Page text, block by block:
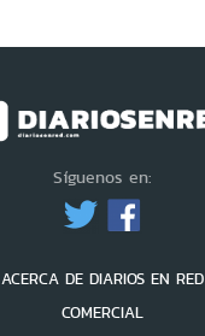
Síguenos en:
ACERCA DE DIARIOS EN RED
COMERCIAL